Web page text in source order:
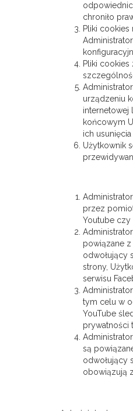
chroniło
Pliki
Pliki
urządzeniu
internetowej
końcowym
ich
Użytkownik
przez
Youtube czy
powiązane
odwołujący
strony,
serwisu
tym celu w
YouTube
prywatności
są
odwołujący
obowiązują